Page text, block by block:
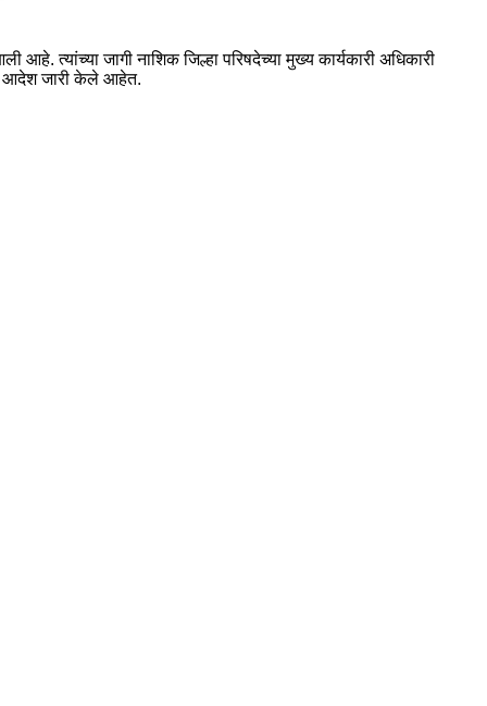
त्यांच्या जागी नाशिक जिल्हा परिषदेच्या मुख्य कार्यकारी अधिकारी
आदेश जारी केले आहेत.